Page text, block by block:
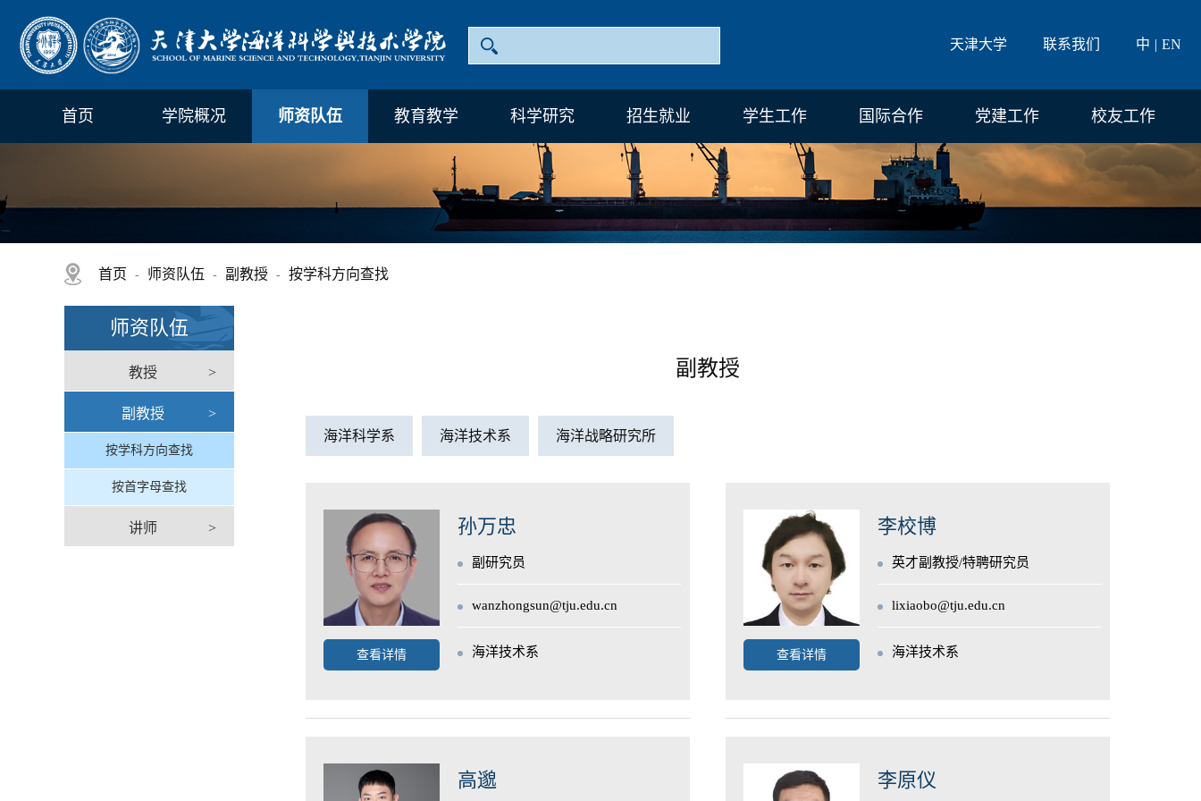
天津大学 联系我们 中 EN
首页 学院概况 师资队伍 教育教学 科学研究 招生就业 学生工作 国际合作 党建工作 校友工作
首页 - 师资队伍 - 副教授 - 按学科方向查找
副教授
海洋科学系 海洋技术系 海洋战略研究所
查看详情
孙万忠
副研究员
wanzhongsun@tju.edu.cn
海洋技术系 查看详情
李校博
英才副教授/特聘研究员
lixiaobo@tju.edu.cn
海洋技术系
高邈 李原仪
师资队伍
教授 >
副教授 >
按学科方向查找
按首字母查找
讲师 >